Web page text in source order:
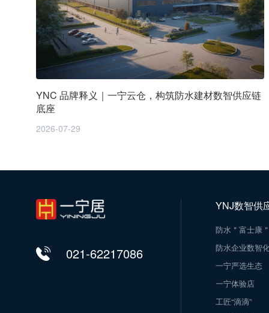
YNC 品牌释义｜一宁云仓，构筑防水建材数智供应链
底座
2026-07-29
021-62217086
YNJ数智供
防水＂富士康
防水企业数智
一宁严选生态
一宁体验店
工匠“滴滴”